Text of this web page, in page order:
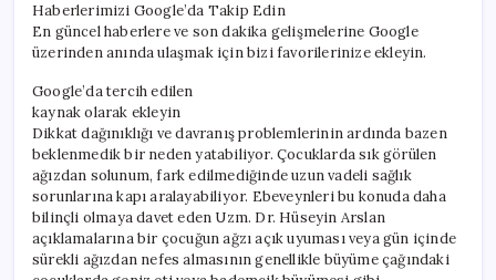
Haberlerimizi Google’da Takip Edin
En güncel haberlere ve son dakika gelişmelerine Google
üzerinden anında ulaşmak için bizi favorilerinize ekleyin.
Google’da tercih edilen
kaynak olarak ekleyin
Dikkat dağınıklığı ve davranış problemlerinin ardında bazen
beklenmedik bir neden yatabiliyor. Çocuklarda sık görülen
ağızdan solunum, fark edilmediğinde uzun vadeli sağlık
sorunlarına kapı aralayabiliyor. Ebeveynleri bu konuda daha
bilinçli olmaya davet eden Uzm. Dr. Hüseyin Arslan
açıklamalarına bir çocuğun ağzı açık uyuması veya gün içinde
sürekli ağızdan nefes almasının genellikle büyüme çağındaki